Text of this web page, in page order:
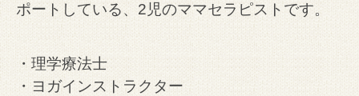
ポートしている、2児のママセラピストです。
・理学療法士
・ヨガインストラクター